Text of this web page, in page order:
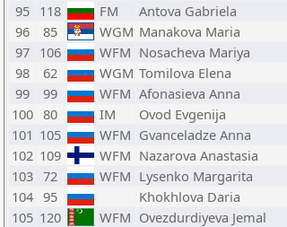
95 118 FM Antova Gabriela
96
85 WGM Manakova Maria
97 106 WFM Nosacheva Mariya
98
62 WGM Tomilova Elena
99
99 WFM Afonasieva Anna
100 80 IM Ovod Evgenija
101 105 WFM Gvanceladze Anna
102 109 WFM Nazarova Anastasia
103 72 WFM Lysenko Margarita
104 95 Khokhlova Daria
105 120 WFM Ovezdurdiyeva Jemal